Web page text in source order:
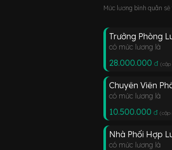
Mức lương bình quân
Trưởng Phòng
có mức lương là
28.000.000 đ (cập
Chuyên Viên
có mức lương là
10.500.000 đ (cập
Nhà Phối Hợp
có mức lương là